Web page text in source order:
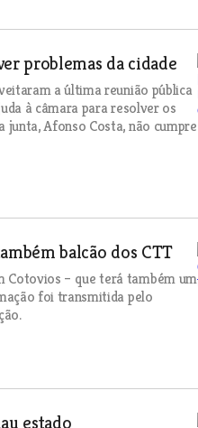
problemas da cidade
a última reunião pública
à câmara para resolver os
Afonso Costa, não cumpre
balcão dos CTT
Cotovios – que terá também um
foi transmitida pelo
estado